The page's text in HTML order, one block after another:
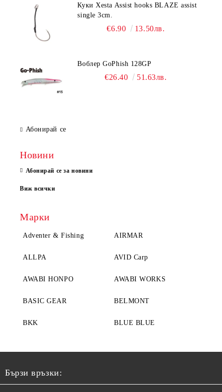
Куки Xesta Assist hooks BLAZE assist
single 3cm.
€6.90 13.50лв.
Воблер GoPhish 128GP
€26.40 51.63лв.
Абонирай се
Новини
Абонирай се за новини
Виж всички
Марки
Adventer & Fishing AIRMAR
ALLPA AVID Carp
AWABI HONPO AWABI WORKS
BASIC GEAR BELMONT
BKK BLUE BLUE
Бързи връзки: